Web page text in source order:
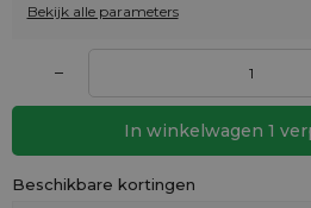
Bekijk alle parameters
–
In winkelwagen 1
Beschikbare kortingen